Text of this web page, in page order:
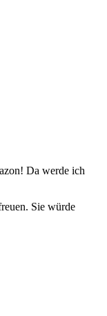
Da werde ich
Sie würde